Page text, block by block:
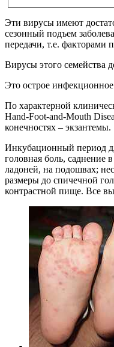
Эти вирусы имеют
сезонный подъем
передачи, т.е. факторами
Вирусы этого семейства
Это острое
По характерной
Hand-Foot-and-Mouth
конечностях – экзантемы.
Инкубационный период
головная боль, саднение
ладоней, на подошвах;
размеры до спичечной
контрастной пище. Все